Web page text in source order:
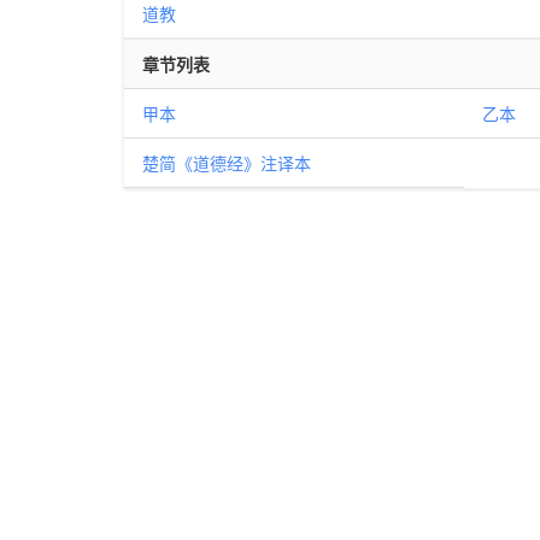
道教
章节列表
甲本 乙本
楚简《道德经》注译本